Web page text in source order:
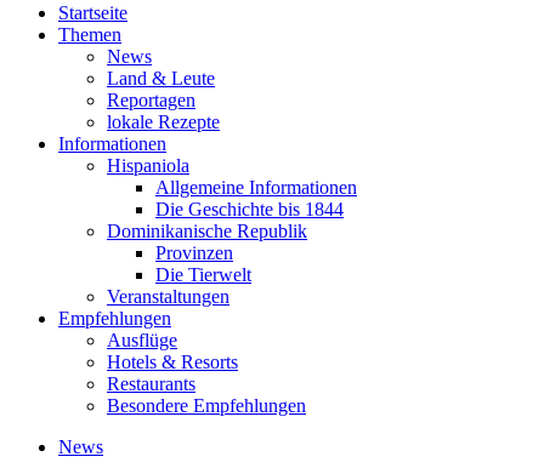
Startseite
Themen
News
Land & Leute
Reportagen
lokale Rezepte
Informationen
Hispaniola
Allgemeine Informationen
Die Geschichte bis 1844
Dominikanische Republik
Provinzen
Die Tierwelt
Veranstaltungen
Empfehlungen
Ausflüge
Hotels & Resorts
Restaurants
Besondere Empfehlungen
News